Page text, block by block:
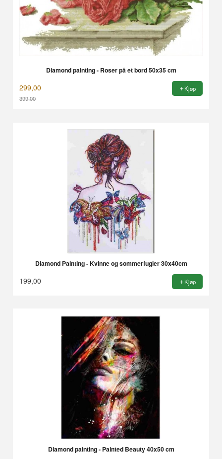
Diamond painting - Roser på et bord 50x35 cm
299,00
399,00
Kjøp
Diamond Painting - Kvinne og sommerfugler 30x40cm
199,00 Kjøp
Diamond painting - Painted Beauty 40x50 cm